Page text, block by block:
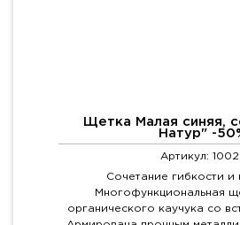
Щетка Малая синяя,
Натур" -
Артикул:
Сочетание гибкости и
Многофункциональная
органического каучука со